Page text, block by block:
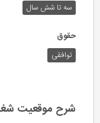
سه تا شش سال
حقوق
توافقی
شرح موقعیت